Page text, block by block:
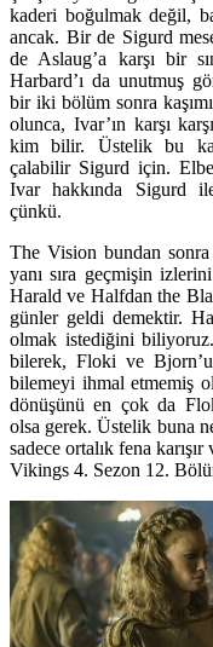
kaderi boğulmak değil,
ancak. Bir de Sigurd
de Aslaug’a karşı bir
Harbard’ı da unutmuş
bir iki bölüm sonra
olunca, Ivar’ın karşı
kim bilir. Üstelik bu
çalabilir Sigurd için.
Ivar hakkında Sigurd
çünkü.
The Vision bundan sonra
yanı sıra geçmişin
Harald ve Halfdan the
günler geldi demektir.
olmak istediğini
bilerek, Floki ve Bjorn’un
bilemeyi ihmal etmemiş
dönüşünü en çok da
olsa gerek. Üstelik buna
sadece ortalık fena
Vikings 4. Sezon 12.